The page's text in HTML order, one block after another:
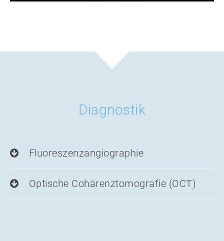
Diagnostik
Fluoreszenzangiographie
Optische Cohärenztomografie (OCT)